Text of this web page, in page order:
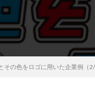
その色をロゴに用いた企業例（2/